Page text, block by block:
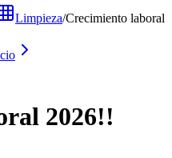
Limpieza/Crecimiento laboral
2026!!